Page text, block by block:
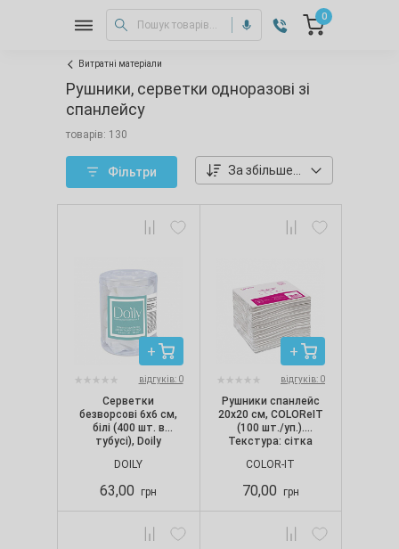
0
Витратні матеріали
Рушники, серветки одноразові зі
спанлейсу
товарів: 130
Фільтри
відгуків: 0
Серветки
безворсові 6х6 см,
білі (400 шт. в
тубусі), Doily
DOILY
63,00 грн
відгуків: 0
Рушники спанлейс
20х20 см, COLOReIT
(100 шт./уп.).
Текстура: сітка
COLOR-IT
70,00 грн